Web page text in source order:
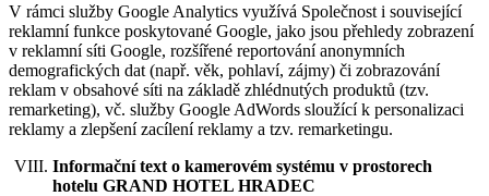
V rámci služby Google Analytics využívá Společnost i související
reklamní funkce poskytované Google, jako jsou přehledy zobrazení
v reklamní síti Google, rozšířené reportování anonymních
demografických dat (např. věk, pohlaví, zájmy) či zobrazování
reklam v obsahové síti na základě zhlédnutých produktů (tzv.
remarketing), vč. služby Google AdWords sloužící k personalizaci
reklamy a zlepšení zacílení reklamy a tzv. remarketingu.
Informační text o kamerovém systému v prostorech
hotelu GRAND HOTEL HRADEC